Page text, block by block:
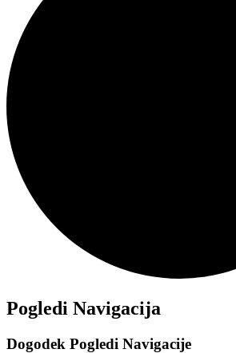
Dogodki
Pogledi Navigacija
Dogodek Pogledi Navigacije